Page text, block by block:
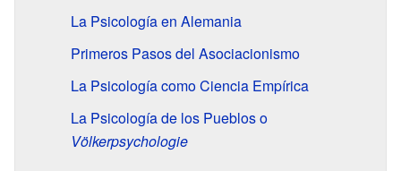
La Psicología en Alemania
Primeros Pasos del Asociacionismo
La Psicología como Ciencia Empírica
La Psicología de los Pueblos o
Völkerpsychologie